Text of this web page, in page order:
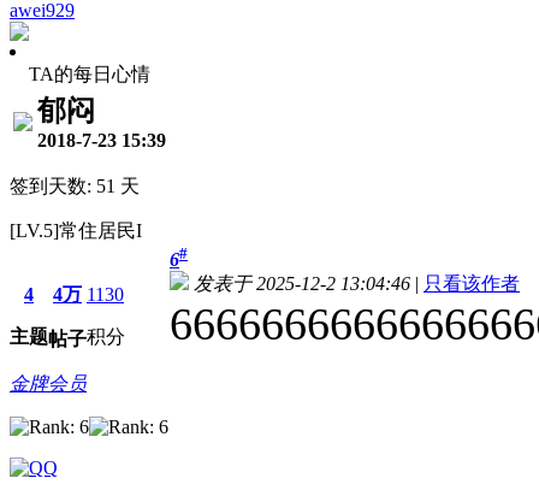
awei929
TA的每日心情
郁闷
2018-7-23 15:39
签到天数: 51 天
[LV.5]常住居民I
4
主题
4万
帖子
1130
积分
金牌会员
6#
发表于 2025-12-2 13:04:46 | 只看该作者